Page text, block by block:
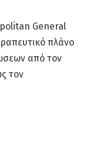
General
πλάνο
από τον
τον